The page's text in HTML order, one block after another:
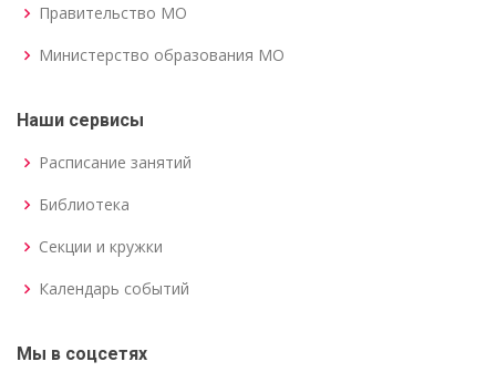
Правительство МО
Министерство образования МО
Наши сервисы
Расписание занятий
Библиотека
Секции и кружки
Календарь событий
Мы в соцсетях